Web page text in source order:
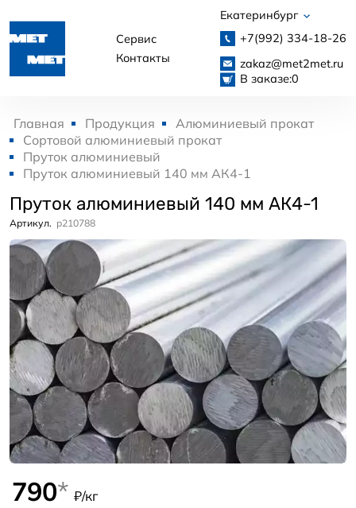
Сервис
Контакты
Екатеринбург
+7(992) 334-18-26
zakaz@met2met.ru
В заказе:0
Главная Продукция
Алюминиевый прокат
Сортовой алюминиевый прокат
Пруток алюминиевый
Пруток алюминиевый 140 мм АК4-1
Пруток алюминиевый 140 мм АК4-1
Артикул. p210788
790* ₽/кг